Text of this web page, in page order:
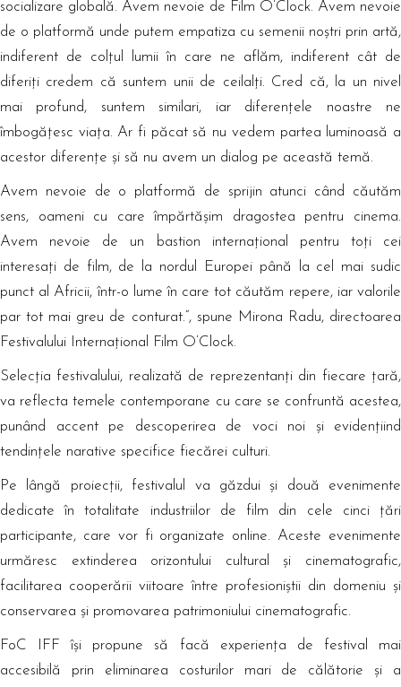
socializare globală. Avem nevoie de Film O’Clock. Avem nevoie
de o platformă unde putem empatiza cu semenii noștri prin artă,
indiferent de colțul lumii în care ne aflăm, indiferent cât de
diferiți credem că suntem unii de ceilalți. Cred că, la un nivel
mai profund, suntem similari, iar diferențele noastre ne
îmbogățesc viața. Ar fi păcat să nu vedem partea luminoasă a
acestor diferențe și să nu avem un dialog pe această temă.
Avem nevoie de o platformă de sprijin atunci când căutăm
sens, oameni cu care împărtășim dragostea pentru cinema.
Avem nevoie de un bastion internațional pentru toți cei
interesați de film, de la nordul Europei până la cel mai sudic
punct al Africii, într-o lume în care tot căutăm repere, iar valorile
par tot mai greu de conturat.”, spune Mirona Radu, directoarea
Festivalului Internațional Film O’Clock.
Selecția festivalului, realizată de reprezentanți din fiecare țară,
va reflecta temele contemporane cu care se confruntă acestea,
punând accent pe descoperirea de voci noi și evidențiind
tendințele narative specifice fiecărei culturi.
Pe lângă proiecții, festivalul va găzdui și două evenimente
dedicate în totalitate industriilor de film din cele cinci țări
participante, care vor fi organizate online. Aceste evenimente
urmăresc extinderea orizontului cultural și cinematografic,
facilitarea cooperării viitoare între profesioniștii din domeniu și
conservarea și promovarea patrimoniului cinematografic.
FoC IFF își propune să facă experiența de festival mai
accesibilă prin eliminarea costurilor mari de călătorie și a